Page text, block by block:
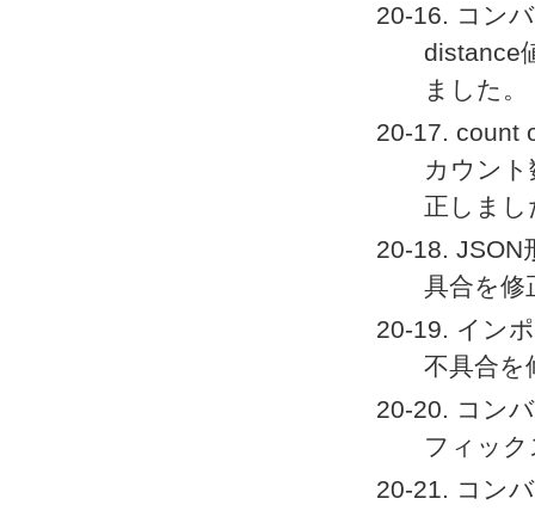
20-16. コン
distance
ました。
20-17. count
カウン
正しまし
20-18. JSON
具合を修
20-19. イン
不具合を
20-20. コン
フィッ
20-21. コン